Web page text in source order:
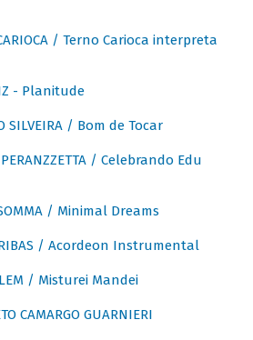
/ Terno Carioca interpreta
- Planitude
SILVEIRA / Bom de Tocar
/ Celebrando Edu
/ Minimal Dreams
RIBAS / Acordeon Instrumental
/ Misturei Mandei
CAMARGO GUARNIERI